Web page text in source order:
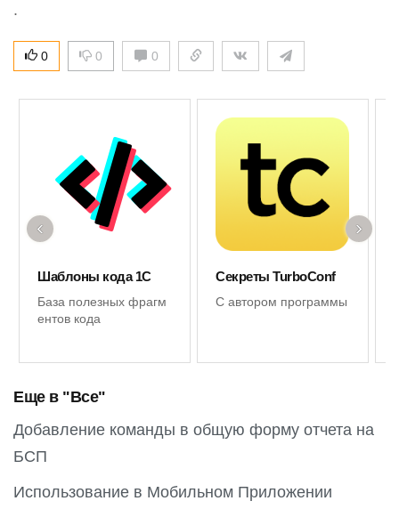
.
0 0 0
Шаблоны кода 1С
База полезных фрагм
ентов кода
Секреты TurboConf
С автором программы
‹ ›
Еще в "Все"
Добавление команды в общую форму отчета на
БСП
Использование в Мобильном Приложении